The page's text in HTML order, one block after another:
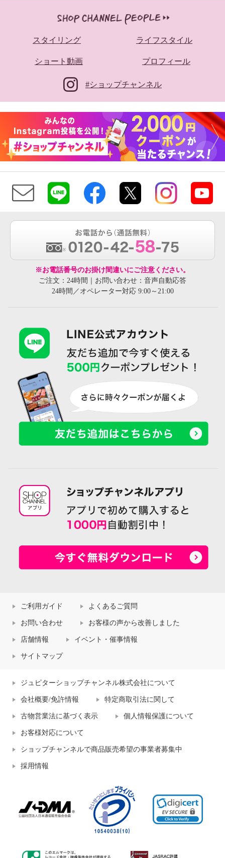
スタイリング ライフスタイル
ショート動画 プロフィール
#ショップチャンネル
※お電話番号のお掛け間違いにご注意ください。
ご注文：24時間｜お問い合わせ：音声自動応答
24時間／オペレーター対応 9:00～21:00
ご利用ガイド よくあるご質問
お問い合わせ お客様の声から改善しました
店舗情報 イベント・催事情報
サイトマップ
ジュピターショップチャンネル株式会社について
会社概要/免許情報 特定商取引法に関して
古物営業法に基づく表示 個人情報保護について
お客様対応について
ショップチャンネルで商品販売希望の事業者募集中
採用情報